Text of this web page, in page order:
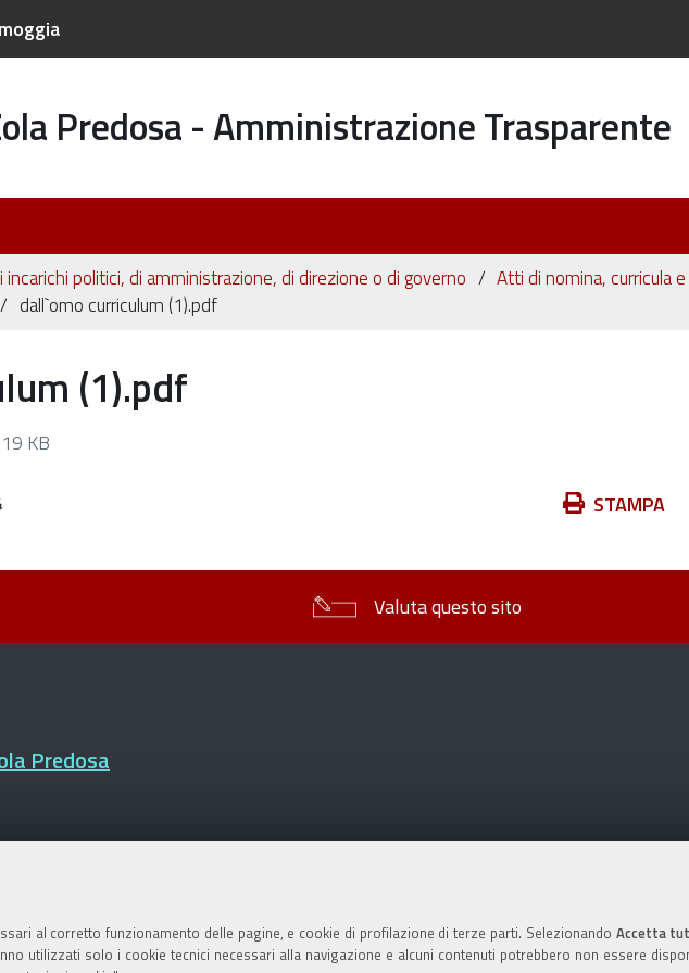
al corretto funzionamento delle pagine, e cookie di profilazione di terze parti. Selezionando Accetta
utilizzati solo i cookie tecnici necessari alla navigazione e alcuni contenuti potrebbero non essere
Predosa - Amministrazione Trasparente
incarichi politici, di amministrazione, di direzione o di governo Atti di nomina, curricula
dall`omo curriculum (1).pdf
(1).pdf
KB
Azioni STAMPA
Valuta questo sito
Predosa